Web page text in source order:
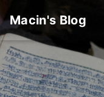
Macin's Blog